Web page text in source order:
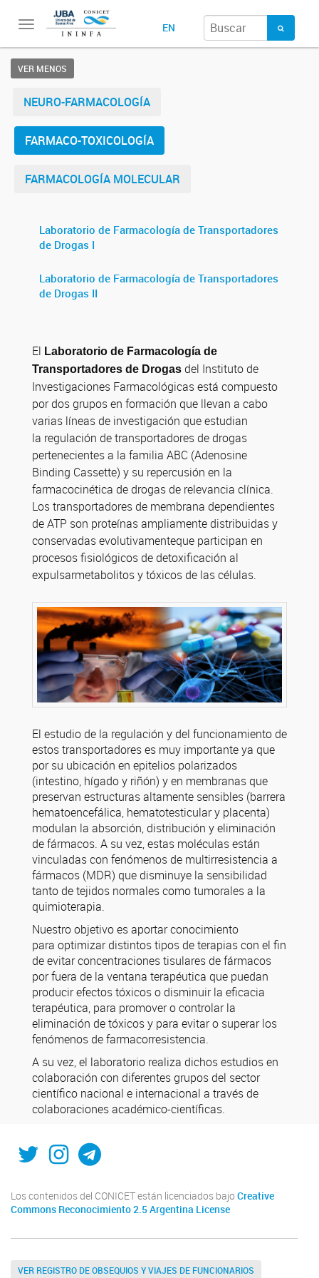
Toggle
navigation
EN
VER MENOS
NEURO-FARMACOLOGÍA
FARMACO-TOXICOLOGÍA
FARMACOLOGÍA MOLECULAR
Laboratorio de Farmacología de Transportadores
de Drogas I
Laboratorio de Farmacología de Transportadores
de Drogas II
El Laboratorio de Farmacología de
Transportadores de Drogas del Instituto de
Investigaciones Farmacológicas está compuesto
por dos grupos en formación que llevan a cabo
varias líneas de investigación que estudian
la regulación de transportadores de drogas
pertenecientes a la familia ABC (Adenosine
Binding Cassette) y su repercusión en la
farmacocinética de drogas de relevancia clínica.
Los transportadores de membrana dependientes
de ATP son proteínas ampliamente distribuidas y
conservadas evolutivamenteque participan en
procesos fisiológicos de detoxificación al
expulsarmetabolitos y tóxicos de las células.
El estudio de la regulación y del funcionamiento de
estos transportadores es muy importante ya que
por su ubicación en epitelios polarizados
(intestino, hígado y riñón) y en membranas que
preservan estructuras altamente sensibles (barrera
hematoencefálica, hematotesticular y placenta)
modulan la absorción, distribución y eliminación
de fármacos. A su vez, estas moléculas están
vinculadas con fenómenos de multirresistencia a
fármacos (MDR) que disminuye la sensibilidad
tanto de tejidos normales como tumorales a la
quimioterapia.
Nuestro objetivo es aportar conocimiento
para optimizar distintos tipos de terapias con el fin
de evitar concentraciones tisulares de fármacos
por fuera de la ventana terapéutica que puedan
producir efectos tóxicos o disminuir la eficacia
terapéutica, para promover o controlar la
eliminación de tóxicos y para evitar o superar los
fenómenos de farmacorresistencia.
A su vez, el laboratorio realiza dichos estudios en
colaboración con diferentes grupos del sector
científico nacional e internacional a través de
colaboraciones académico-científicas.
Twitter
Instagram
Telegram
Los contenidos del CONICET están licenciados bajo Creative
Commons Reconocimiento 2.5 Argentina License
VER REGISTRO DE OBSEQUIOS Y VIAJES DE FUNCIONARIOS